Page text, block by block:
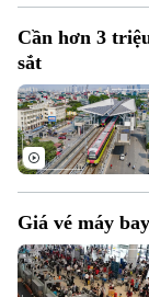
Doanh nghiệp
Đầu tư
Căn hộ
Đất đai
Kinh nghiệm
Tàu
Xe máy
Thị trường
Đánh giá
Giáo dục
Tin tức
Tuyển sinh
Văn hóa
Tin tức
Làng nghề
Di tích
Sức khỏe
Dinh dưỡng
Thể thao
Bóng đá
Giải trí
Cần hơn 3
sắt
Giá vé máy